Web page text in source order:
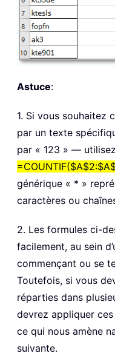
Astuce:
1. Si vous souhaitez
par un texte
par « 123 » —
générique « * »
caractères ou
2. Les formules ci-
facilement, au sein
commençant ou se
Toutefois, si vous
réparties dans
devrez appliquer
ce qui nous amène
suivante.